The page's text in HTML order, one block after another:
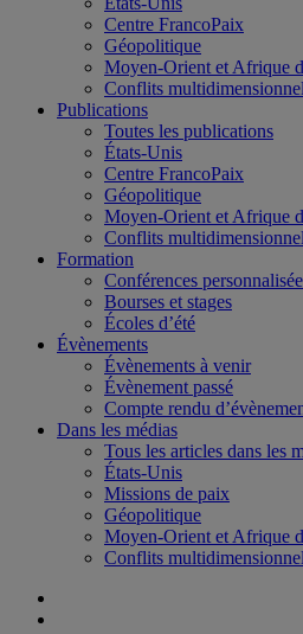
Centre FrancoPaix
Géopolitique
Moyen-Orient et Afrique
Conflits
Publications
Toutes les publications
États-Unis
Centre FrancoPaix
Géopolitique
Moyen-Orient et Afrique
Conflits
Formation
Conférences
Bourses et stages
Écoles d’été
Évènements
Évènements à venir
Évènement passé
Compte rendu
Dans les médias
Tous les articles dans les
États-Unis
Missions de paix
Géopolitique
Moyen-Orient et Afrique
Conflits